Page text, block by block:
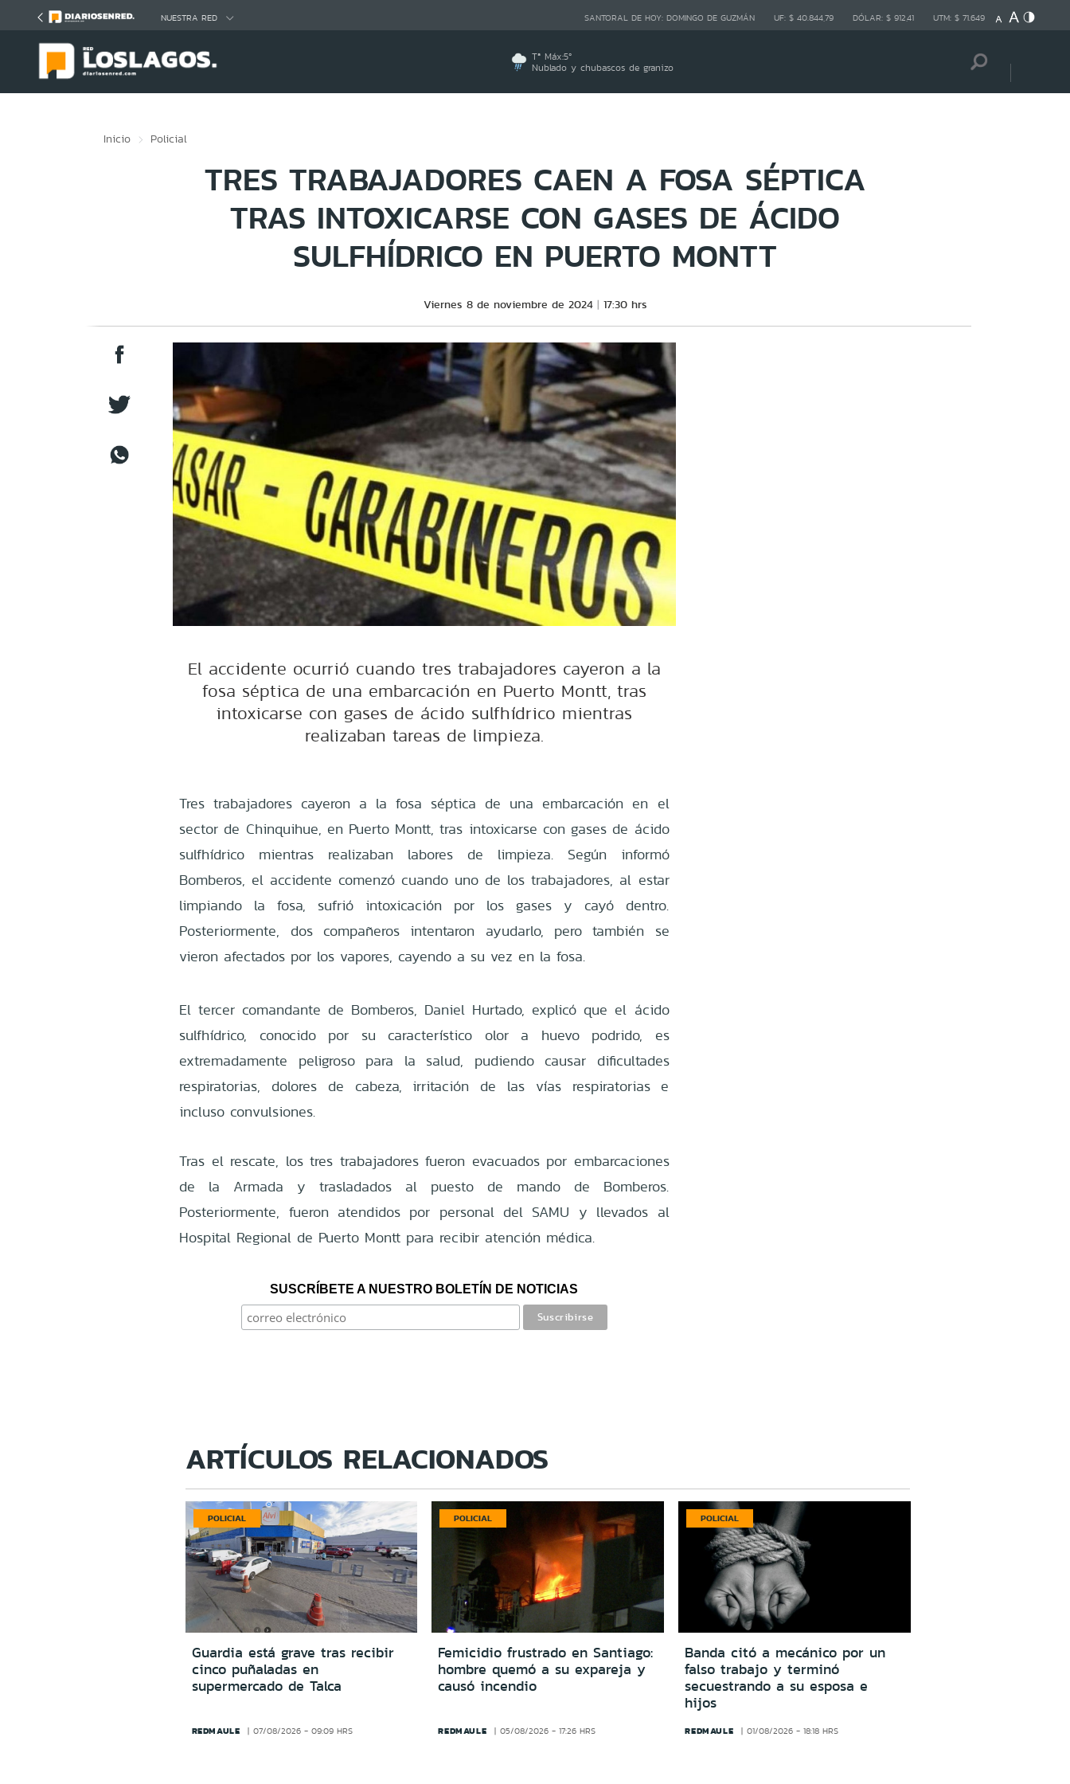
NUESTRA RED SANTORAL DE HOY: DOMINGO DE GUZMÁN UF: $ 40.844,79 DÓLAR: $ 912,41 UTM: $ 71.649
Tª Máx:5º
Nublado y chubascos de granizo
Inicio Policial
TRES TRABAJADORES CAEN A FOSA SÉPTICA
TRAS INTOXICARSE CON GASES DE ÁCIDO
SULFHÍDRICO EN PUERTO MONTT
Viernes 8 de noviembre de 2024 17:30 hrs
El accidente ocurrió cuando tres trabajadores cayeron a la
fosa séptica de una embarcación en Puerto Montt, tras
intoxicarse con gases de ácido sulfhídrico mientras
realizaban tareas de limpieza.
Tres trabajadores cayeron a la fosa séptica de una embarcación en el
sector de Chinquihue, en Puerto Montt, tras intoxicarse con gases de ácido
sulfhídrico mientras realizaban labores de limpieza. Según informó
Bomberos, el accidente comenzó cuando uno de los trabajadores, al estar
limpiando la fosa, sufrió intoxicación por los gases y cayó dentro.
Posteriormente, dos compañeros intentaron ayudarlo, pero también se
vieron afectados por los vapores, cayendo a su vez en la fosa.
El tercer comandante de Bomberos, Daniel Hurtado, explicó que el ácido
sulfhídrico, conocido por su característico olor a huevo podrido, es
extremadamente peligroso para la salud, pudiendo causar dificultades
respiratorias, dolores de cabeza, irritación de las vías respiratorias e
incluso convulsiones.
Tras el rescate, los tres trabajadores fueron evacuados por embarcaciones
de la Armada y trasladados al puesto de mando de Bomberos.
Posteriormente, fueron atendidos por personal del SAMU y llevados al
Hospital Regional de Puerto Montt para recibir atención médica.
SUSCRÍBETE A NUESTRO BOLETÍN DE NOTICIAS
ARTÍCULOS RELACIONADOS
POLICIAL
Guardia está grave tras recibir
cinco puñaladas en
supermercado de Talca
REDMAULE 07/08/2026 - 09:09 HRS
POLICIAL
Femicidio frustrado en Santiago:
hombre quemó a su expareja y
causó incendio
REDMAULE 05/08/2026 - 17:26 HRS
POLICIAL
Banda citó a mecánico por un
falso trabajo y terminó
secuestrando a su esposa e
hijos
REDMAULE 01/08/2026 - 18:18 HRS